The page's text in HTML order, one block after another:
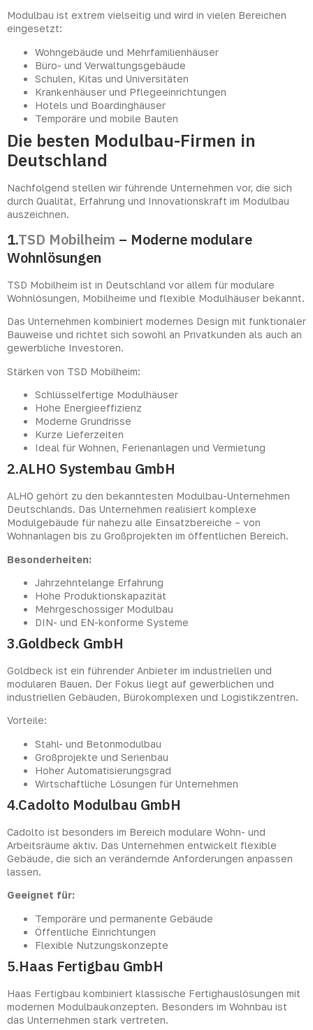
Modulbau ist extrem vielseitig und wird in vielen Bereichen
eingesetzt:
Wohngebäude und Mehrfamilienhäuser
Büro- und Verwaltungsgebäude
Schulen, Kitas und Universitäten
Krankenhäuser und Pflegeeinrichtungen
Hotels und Boardinghäuser
Temporäre und mobile Bauten
Die besten Modulbau-Firmen in
Deutschland
Nachfolgend stellen wir führende Unternehmen vor, die sich
durch Qualität, Erfahrung und Innovationskraft im Modulbau
auszeichnen.
1.TSD Mobilheim – Moderne modulare
Wohnlösungen
TSD Mobilheim ist in Deutschland vor allem für modulare
Wohnlösungen, Mobilheime und flexible Modulhäuser bekannt.
Das Unternehmen kombiniert modernes Design mit funktionaler
Bauweise und richtet sich sowohl an Privatkunden als auch an
gewerbliche Investoren.
Stärken von TSD Mobilheim:
Schlüsselfertige Modulhäuser
Hohe Energieeffizienz
Moderne Grundrisse
Kurze Lieferzeiten
Ideal für Wohnen, Ferienanlagen und Vermietung
2.ALHO Systembau GmbH
ALHO gehört zu den bekanntesten Modulbau-Unternehmen
Deutschlands. Das Unternehmen realisiert komplexe
Modulgebäude für nahezu alle Einsatzbereiche – von
Wohnanlagen bis zu Großprojekten im öffentlichen Bereich.
Besonderheiten:
Jahrzehntelange Erfahrung
Hohe Produktionskapazität
Mehrgeschossiger Modulbau
DIN- und EN-konforme Systeme
3.Goldbeck GmbH
Goldbeck ist ein führender Anbieter im industriellen und
modularen Bauen. Der Fokus liegt auf gewerblichen und
industriellen Gebäuden, Bürokomplexen und Logistikzentren.
Vorteile:
Stahl- und Betonmodulbau
Großprojekte und Serienbau
Hoher Automatisierungsgrad
Wirtschaftliche Lösungen für Unternehmen
4.Cadolto Modulbau GmbH
Cadolto ist besonders im Bereich modulare Wohn- und
Arbeitsräume aktiv. Das Unternehmen entwickelt flexible
Gebäude, die sich an verändernde Anforderungen anpassen
lassen.
Geeignet für:
Temporäre und permanente Gebäude
Öffentliche Einrichtungen
Flexible Nutzungskonzepte
5.Haas Fertigbau GmbH
Haas Fertigbau kombiniert klassische Fertighauslösungen mit
modernen Modulbaukonzepten. Besonders im Wohnbau ist
das Unternehmen stark vertreten.